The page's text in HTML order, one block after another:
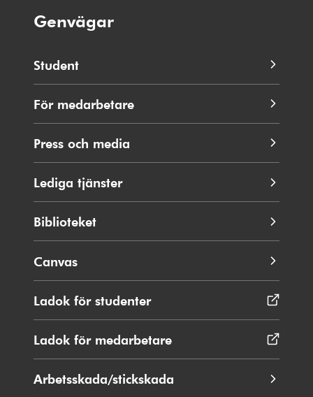
Genvägar
Student
För medarbetare
Press och media
Lediga tjänster
Biblioteket
Canvas
Ladok för studenterÖppnas
i
fönster
Ladok för medarbetare
i
fönster
Arbetsskada/stickskada